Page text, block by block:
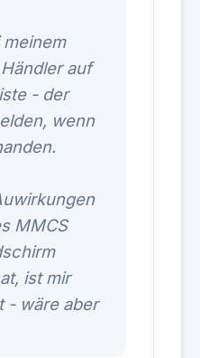
auf
- der
wenn
MMCS
ist mir
- wäre aber